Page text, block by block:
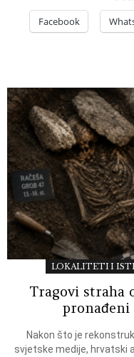
Facebook
LOKALITETI I
Tragovi straha
pronađeni
Nakon što je
svjetske medije, hrvatski